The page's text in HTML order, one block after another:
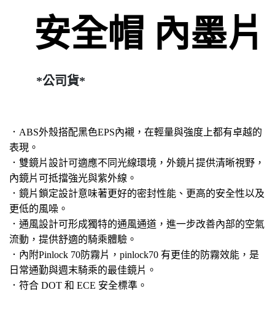
安全帽 內墨片
*公司貨*
．ABS外殼搭配黑色EPS內襯，在輕量與強度上都有卓越的
表現。
．雙鏡片設計可適應不同光線環境，外鏡片提供清晰視野，
內鏡片可抵擋強光與紫外線。
．鏡片鎖定設計意味著更好的密封性能、更高的安全性以及
更低的風噪。
．通風設計可形成獨特的通風通道，進一步改善內部的空氣
流動，提供舒適的騎乘體驗。
．內附Pinlock 70防霧片，pinlock70 有更佳的防霧效能，是
日常通勤與週末騎乘的最佳鏡片。
．符合 DOT 和 ECE 安全標準。